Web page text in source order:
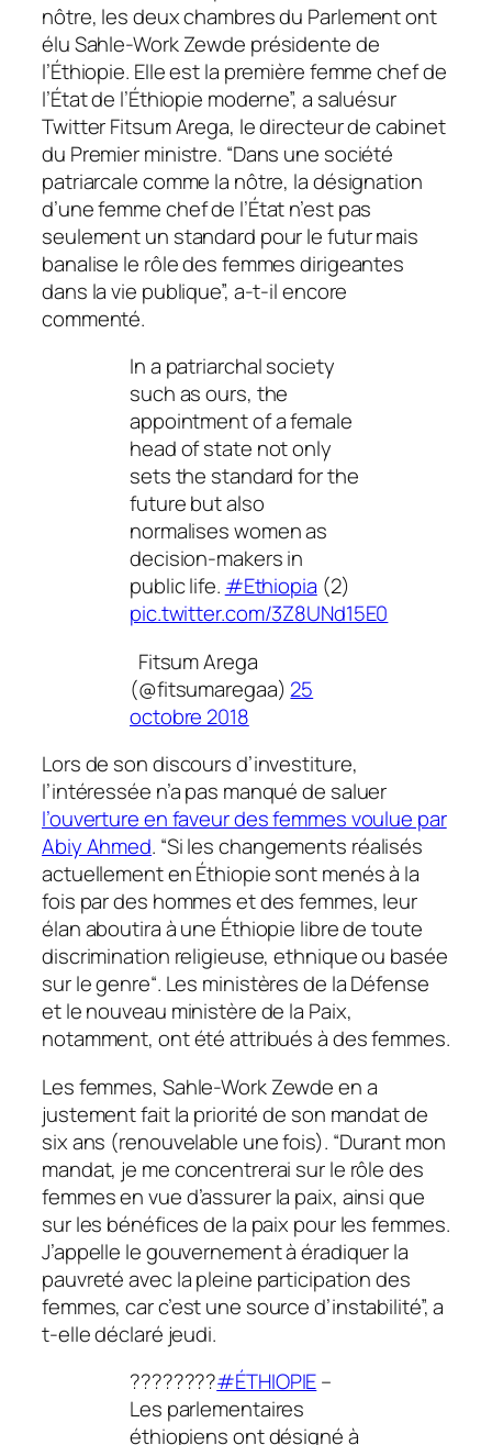
nôtre, les deux chambres du Parlement ont
élu Sahle-Work Zewde présidente de
l’Éthiopie. Elle est la première femme chef de
l’État de l’Éthiopie moderne”, a saluésur
Twitter Fitsum Arega, le directeur de cabinet
du Premier ministre. “Dans une société
patriarcale comme la nôtre, la désignation
d’une femme chef de l’État n’est pas
seulement un standard pour le futur mais
banalise le rôle des femmes dirigeantes
dans la vie publique”, a-t-il encore
commenté.
In a patriarchal society
such as ours, the
appointment of a female
head of state not only
sets the standard for the
future but also
normalises women as
decision-makers in
public life. #Ethiopia (2)
pic.twitter.com/3Z8UNd15E0
Fitsum Arega
(@fitsumaregaa) 25
octobre 2018
Lors de son discours d’investiture,
l’intéressée n’a pas manqué de saluer
l’ouverture en faveur des femmes voulue par
Abiy Ahmed. “Si les changements réalisés
actuellement en Éthiopie sont menés à la
fois par des hommes et des femmes, leur
élan aboutira à une Éthiopie libre de toute
discrimination religieuse, ethnique ou basée
sur le genre“. Les ministères de la Défense
et le nouveau ministère de la Paix,
notamment, ont été attribués à des femmes.
Les femmes, Sahle-Work Zewde en a
justement fait la priorité de son mandat de
six ans (renouvelable une fois). “Durant mon
mandat, je me concentrerai sur le rôle des
femmes en vue d’assurer la paix, ainsi que
sur les bénéfices de la paix pour les femmes.
J’appelle le gouvernement à éradiquer la
pauvreté avec la pleine participation des
femmes, car c’est une source d’instabilité”, a
t-elle déclaré jeudi.
????????#ÉTHIOPIE–
Les parlementaires
éthiopiens ont désigné à